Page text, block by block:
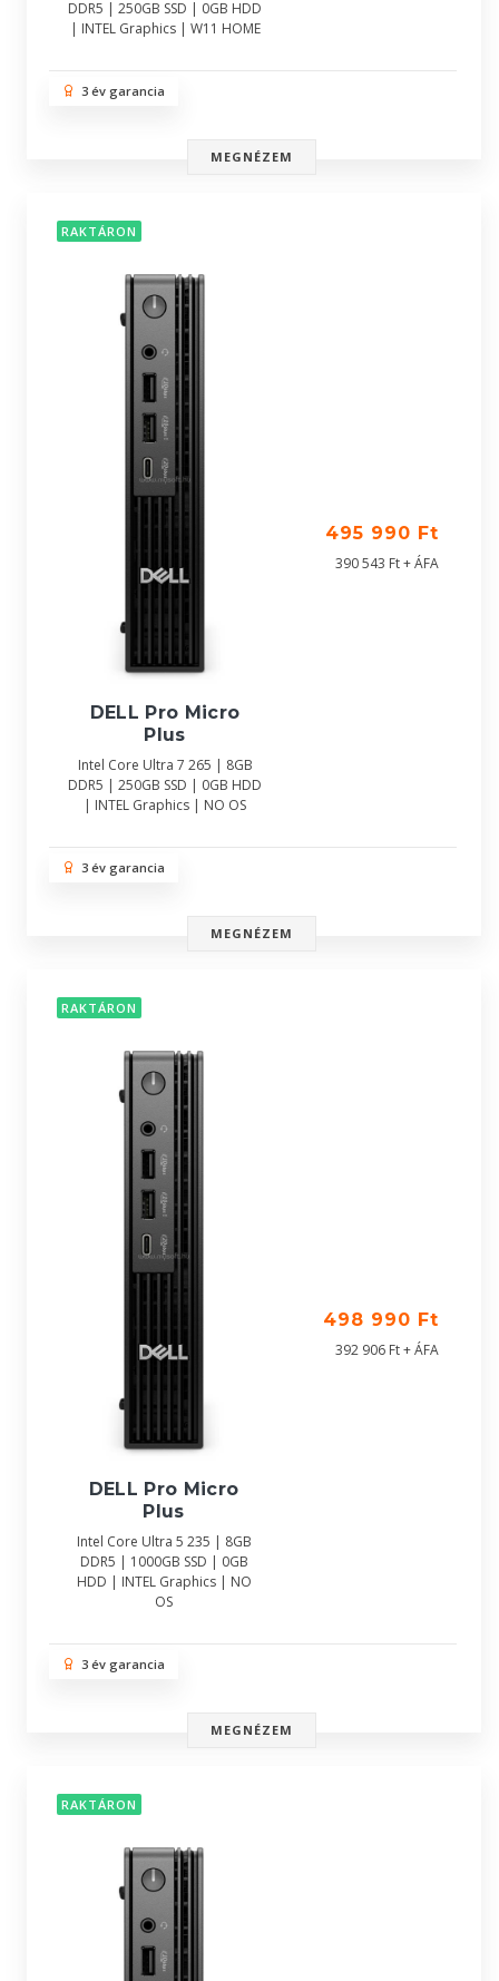
DDR5 | 250GB SSD | 0GB HDD
| INTEL Graphics | W11 HOME
3 év garancia
MEGNÉZEM
RAKTÁRON
DELL Pro Micro
Plus
Intel Core Ultra 7 265 | 8GB
DDR5 | 250GB SSD | 0GB HDD
| INTEL Graphics | NO OS
495 990 Ft
390 543 Ft + ÁFA
3 év garancia
MEGNÉZEM
RAKTÁRON
DELL Pro Micro
Plus
Intel Core Ultra 5 235 | 8GB
DDR5 | 1000GB SSD | 0GB
HDD | INTEL Graphics | NO
OS
498 990 Ft
392 906 Ft + ÁFA
3 év garancia
MEGNÉZEM
RAKTÁRON